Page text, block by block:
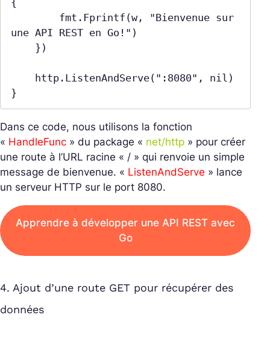
une API REST en Go!")
Dans ce code, nous utilisons la fonction
« HandleFunc » du package « net/http » pour créer
une route à l’URL racine « / » qui renvoie un simple
message de bienvenue. « ListenAndServe » lance
un serveur HTTP sur le port 8080.
Apprendre à développer une API REST avec
Go
4. Ajout d’une route GET pour récupérer des
données